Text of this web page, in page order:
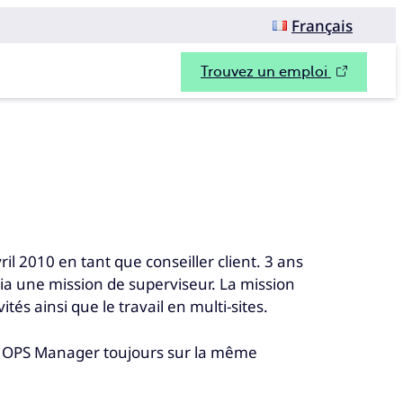
Français
Trouvez un emploi
2010 en tant que conseiller client. 3 ans
une mission de superviseur. La mission
ainsi que le travail en multi-sites.
Manager toujours sur la même